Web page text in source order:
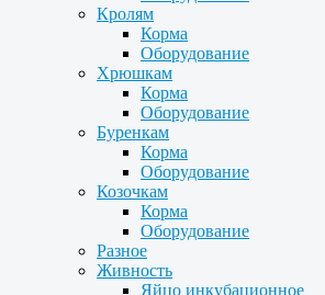
Кролям
Корма
Оборудование
Хрюшкам
Корма
Оборудование
Буренкам
Корма
Оборудование
Козочкам
Корма
Оборудование
Разное
Живность
Яйцо инкубационное